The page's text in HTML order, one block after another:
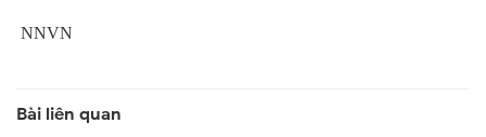
NNVN